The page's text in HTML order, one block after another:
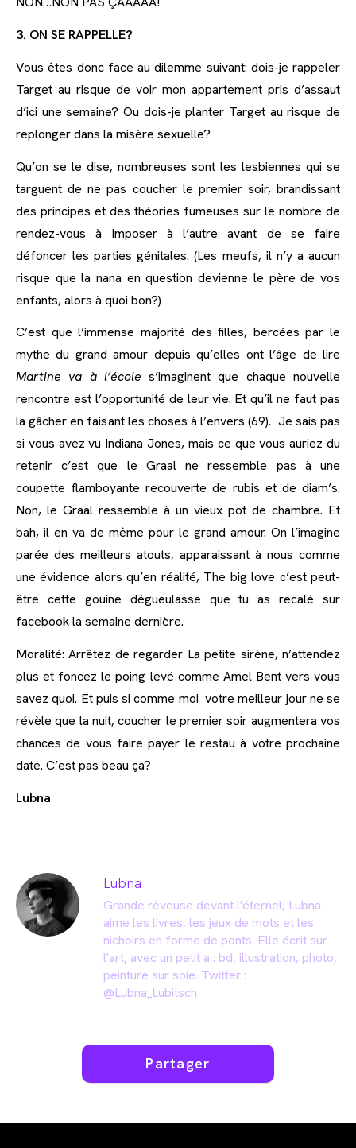
3. ON SE RAPPELLE?
Vous êtes donc face au dilemme suivant: dois-je rappeler
Target au risque de voir mon appartement pris d’assaut
d’ici une semaine? Ou dois-je planter Target au risque de
replonger dans la misère sexuelle?
Qu’on se le dise, nombreuses sont les lesbiennes qui se
targuent de ne pas coucher le premier soir, brandissant
des principes et des théories fumeuses sur le nombre de
rendez-vous à imposer à l’autre avant de se faire
défoncer les parties génitales. (Les meufs, il n’y a aucun
risque que la nana en question devienne le père de vos
enfants, alors à quoi bon?)
C’est que l’immense majorité des filles, bercées par le
mythe du grand amour depuis qu’elles ont l’âge de lire
Martine va à l’écoles’imaginent que chaque nouvelle
rencontre est l’opportunité de leur vie. Et qu’il ne faut pas
la gâcher en faisant les choses à l’envers (69). Je sais pas
si vous avez vu Indiana Jones, mais ce que vous auriez du
retenir c’est que le Graal ne ressemble pas à une
coupette flamboyante recouverte de rubis et de diam’s.
Non, le Graal ressemble à un vieux pot de chambre. Et
bah, il en va de même pour le grand amour. On l’imagine
parée des meilleurs atouts, apparaissant à nous comme
une évidence alors qu’en réalité, The big love c’est peut-
être cette gouine dégueulasse que tu as recalé sur
facebook la semaine dernière.
Moralité: Arrêtez de regarder La petite sirène, n’attendez
plus et foncez le poing levé comme Amel Bent vers vous
savez quoi. Et puis si comme moi votre meilleur jour ne se
révèle que la nuit, coucher le premier soir augmentera vos
chances de vous faire payer le restau à votre prochaine
date. C’est pas beau ça?
Lubna
Lubna
Grande rêveuse devant l'éternel, Lubna
aime les livres, les jeux de mots et les
nichoirs en forme de ponts. Elle écrit sur
l'art, avec un petit a : bd, illustration, photo,
peinture sur soie. Twitter :
@Lubna_Lubitsch
Partager
Partager